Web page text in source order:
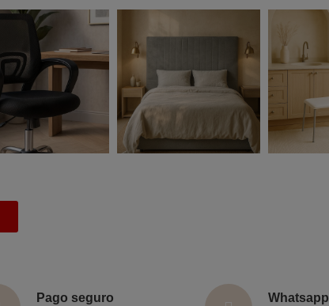
Pago seguro Whatsapp